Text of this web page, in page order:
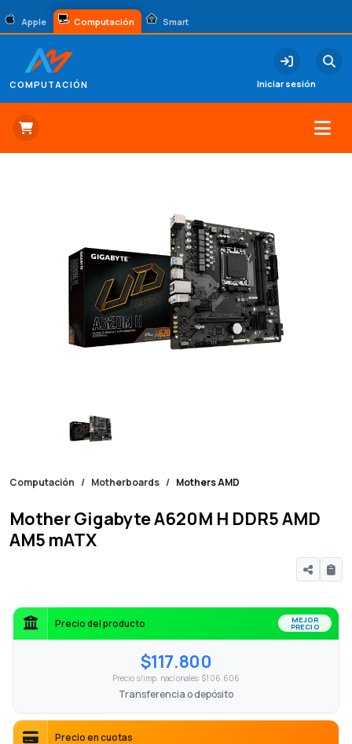
Apple Computación Smart
COMPUTACIÓN Iniciar sesión
Computación Motherboards Mothers AMD
Mother Gigabyte A620M H DDR5 AMD
AM5 mATX
Precio del producto MEJOR
PRECIO
$117.800
Precio s/imp. nacionales: $106.606
Transferencia o depósito
Precio en cuotas